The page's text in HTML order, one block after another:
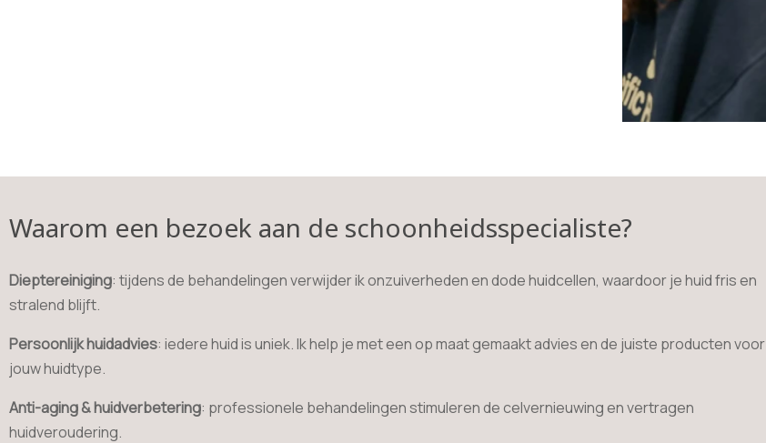
Waarom een bezoek aan de schoonheidsspecialiste?
Dieptereiniging: tijdens de behandelingen verwijder ik onzuiverheden en dode huidcellen, waardoor je huid fris en
stralend blijft.
Persoonlijk huidadvies: iedere huid is uniek. Ik help je met een op maat gemaakt advies en de juiste producten voor
jouw huidtype.
Anti-aging & huidverbetering: professionele behandelingen stimuleren de celvernieuwing en vertragen
huidveroudering.